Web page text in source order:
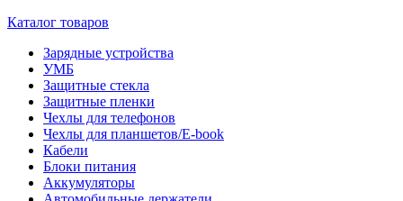
Каталог товаров
Зарядные устройства
УМБ
Защитные стекла
Защитные пленки
Чехлы для телефонов
Чехлы для планшетов/E-book
Кабели
Блоки питания
Аккумуляторы